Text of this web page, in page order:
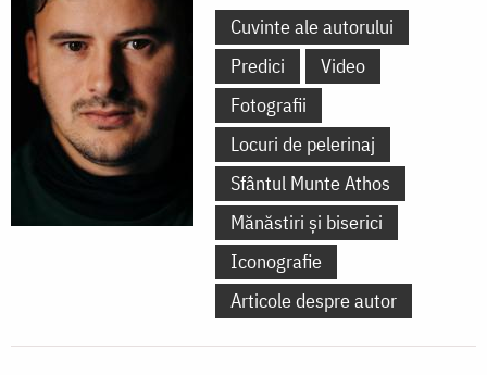
Cuvinte ale autorului
Predici
Video
Fotografii
Locuri de pelerinaj
Sfântul Munte Athos
Mănăstiri și biserici
Iconografie
Articole despre autor